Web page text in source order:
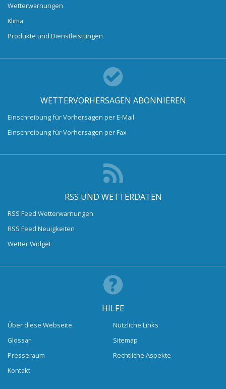
Wetterwarnungen
Klima
Produkte und Dienstleistungen
WETTERVORHERSAGEN ABONNIEREN
Einschreibung für Vorhersagen per E-Mail
Einschreibung für Vorhersagen per Fax
RSS UND WETTERDATEN
RSS Feed Wetterwarnungen
RSS Feed Neuigkeiten
Wetter Widget
HILFE
Über diese Webseite
Glossar
Presseraum
Kontakt
Nützliche Links
Sitemap
Rechtliche Aspekte